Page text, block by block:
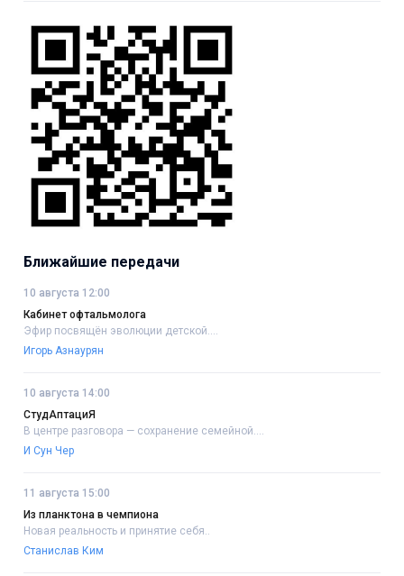
Ближайшие передачи
10 августа 12:00
Кабинет офтальмолога
Эфир посвящён эволюции детской....
Игорь Азнаурян
10 августа 14:00
СтудАптациЯ
В центре разговора — сохранение семейной....
И Сун Чер
11 августа 15:00
Из планктона в чемпиона
Новая реальность и принятие себя..
Станислав Ким